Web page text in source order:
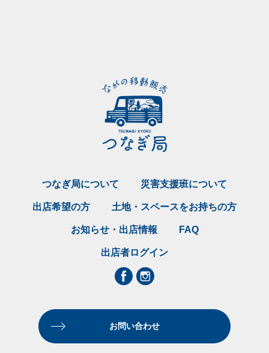
つなぎ局について 災害支援班について
出店希望の方 土地・スペースをお持ちの方
お知らせ・出店情報 FAQ
出店者ログイン
お問い合わせ